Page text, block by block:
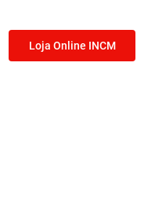
Loja Online INCM